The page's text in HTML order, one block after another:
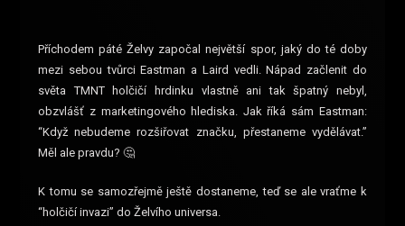
Příchodem páté Želvy započal největší spor, jaký do té doby
mezi sebou tvůrci Eastman a Laird vedli. Nápad začlenit do
světa TMNT holčičí hrdinku vlastně ani tak špatný nebyl,
obzvlášť z marketingového hlediska. Jak říká sám Eastman:
“Když nebudeme rozšiřovat značku, přestaneme vydělávat.”
Měl ale pravdu? 🤔
K tomu se samozřejmě ještě dostaneme, teď se ale vraťme k
“holčičí invazi” do Želvího universa.